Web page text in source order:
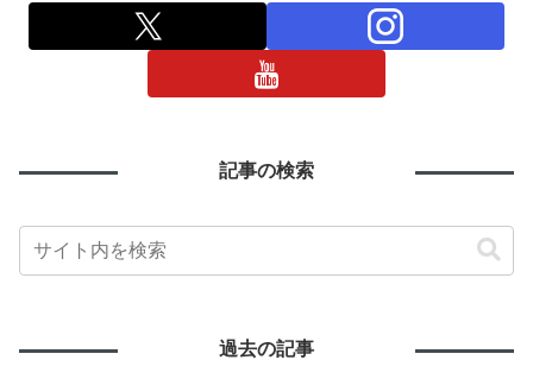
記事の検索
過去の記事